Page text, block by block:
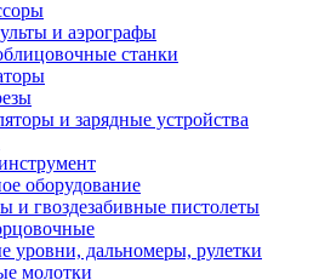
и аэрографы
станки
и зарядные устройства
оборудование
и гвоздезабивные пистолеты
уровни, дальномеры, рулетки
молотки